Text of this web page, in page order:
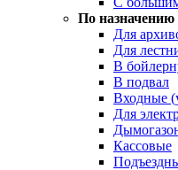
По назначению
Для
Для
В
В подвал
Входные
Для
Кассовые